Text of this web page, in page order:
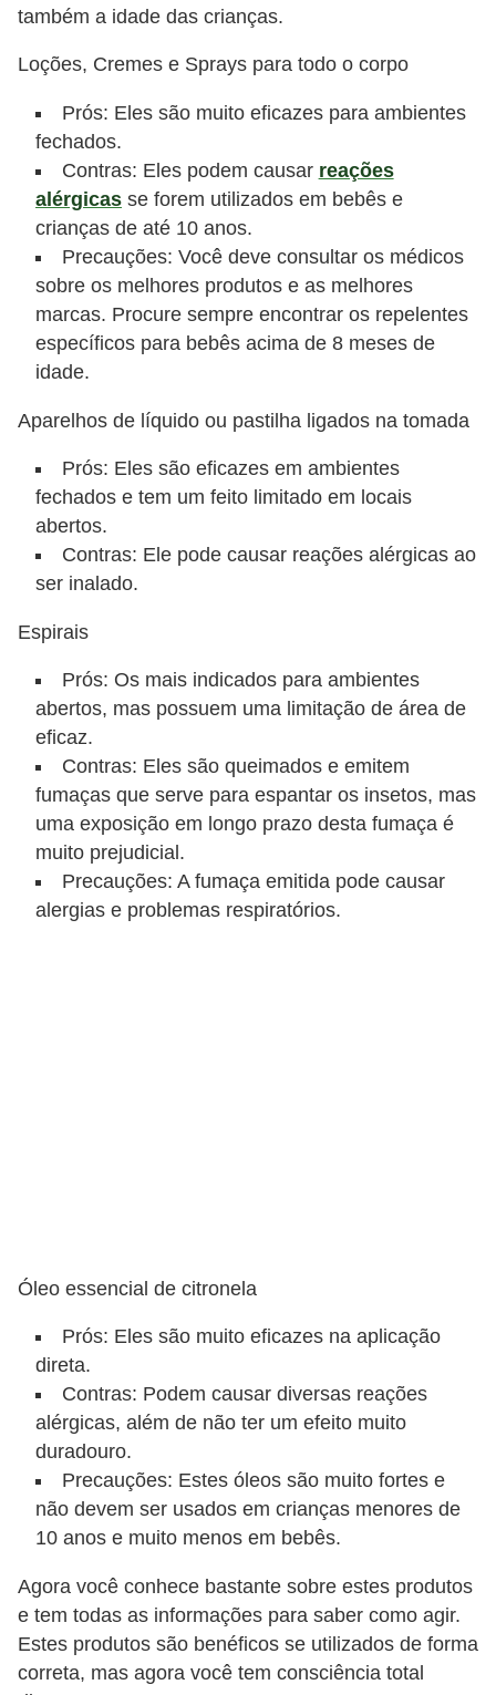
também a idade das crianças.
Loções, Cremes e Sprays para todo o corpo
Prós: Eles são muito eficazes para ambientes
fechados.
Contras: Eles podem causar reações
alérgicas se forem utilizados em bebês e
crianças de até 10 anos.
Precauções: Você deve consultar os médicos
sobre os melhores produtos e as melhores
marcas. Procure sempre encontrar os repelentes
específicos para bebês acima de 8 meses de
idade.
Aparelhos de líquido ou pastilha ligados na tomada
Prós: Eles são eficazes em ambientes
fechados e tem um feito limitado em locais
abertos.
Contras: Ele pode causar reações alérgicas ao
ser inalado.
Espirais
Prós: Os mais indicados para ambientes
abertos, mas possuem uma limitação de área de
eficaz.
Contras: Eles são queimados e emitem
fumaças que serve para espantar os insetos, mas
uma exposição em longo prazo desta fumaça é
muito prejudicial.
Precauções: A fumaça emitida pode causar
alergias e problemas respiratórios.
Óleo essencial de citronela
Prós: Eles são muito eficazes na aplicação
direta.
Contras: Podem causar diversas reações
alérgicas, além de não ter um efeito muito
duradouro.
Precauções: Estes óleos são muito fortes e
não devem ser usados em crianças menores de
10 anos e muito menos em bebês.
Agora você conhece bastante sobre estes produtos
e tem todas as informações para saber como agir.
Estes produtos são benéficos se utilizados de forma
correta, mas agora você tem consciência total